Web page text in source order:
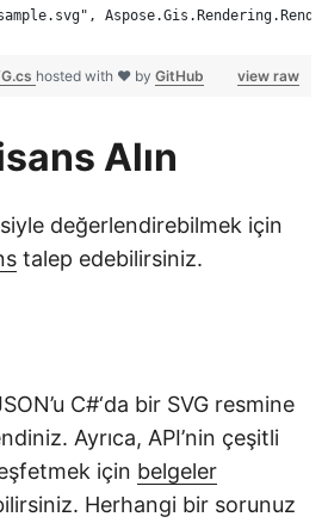
view raw
hosted with ❤ by GitHub
Alın
değerlendirebilmek için
talep edebilirsiniz.
C#‘da bir SVG resmine
Ayrıca, API’nin çeşitli
için belgeler
Herhangi bir sorunuz